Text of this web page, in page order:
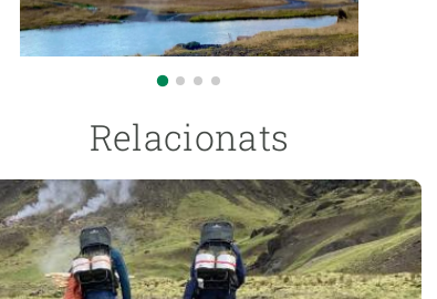
Relacionats